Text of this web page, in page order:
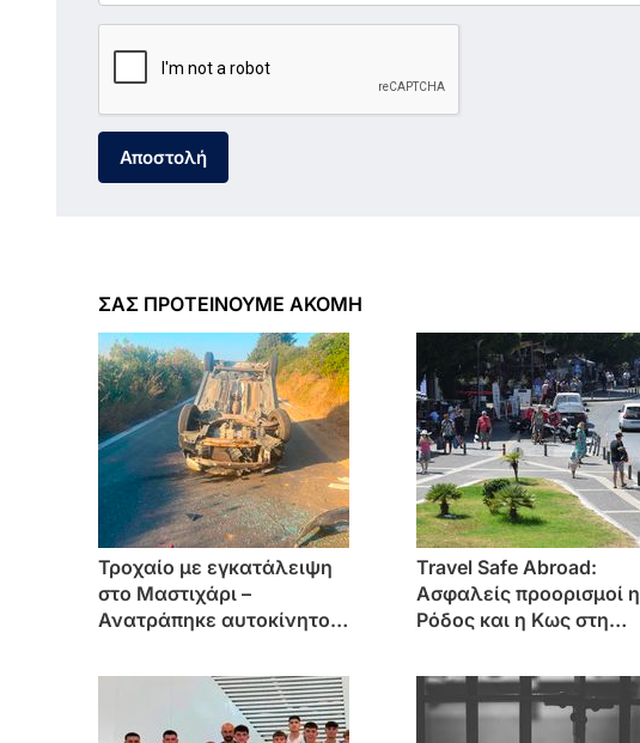
Αποστολή
ΣΑΣ ΠΡΟΤΕΙΝΟΥΜΕ ΑΚΟΜΗ
Τροχαίο με εγκατάλειψη
στο Μαστιχάρι –
Ανατράπηκε αυτοκίνητο
5χρονο παιδί της)
Travel Safe Abroad:
Ασφαλείς προορισμοί η
Ρόδος και η Κως στη